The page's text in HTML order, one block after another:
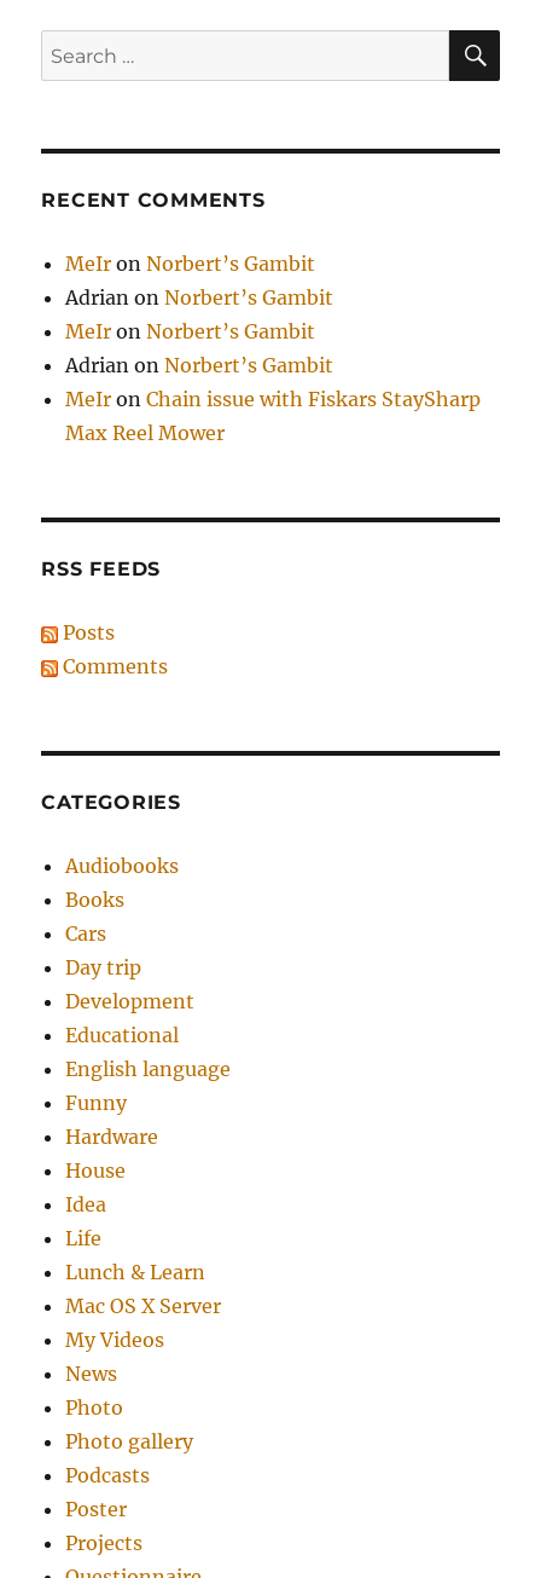
Search
for:
RECENT COMMENTS
MeIr onNorbert’s Gambit
Adrian onNorbert’s Gambit
MeIr onNorbert’s Gambit
Adrian onNorbert’s Gambit
MeIr onChain issue with Fiskars StaySharp
Max Reel Mower
RSS FEEDS
Posts
Comments
CATEGORIES
Audiobooks
Books
Cars
Day trip
Development
Educational
English language
Funny
Hardware
House
Idea
Life
Lunch & Learn
Mac OS X Server
My Videos
News
Photo
Photo gallery
Podcasts
Poster
Projects